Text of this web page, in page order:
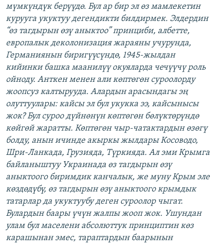
мүмкүндүк берүүдө. Бул ар бир эл өз мамлекетин
курууга укуктуу дегендикти билдирмек. Элдердин
“өз тагдырын өзү аныктоо” принциби, албетте,
европалык деколонизация жараяны учурунда,
Германиянын биригүүсүндө, 1945-жылдан
кийинки башка маанилүү окуяларда чечүүчү роль
ойноду. Анткен менен али көптөгөн суроолорду
жоопсуз калтырууда. Алардын арасындагы эң
олуттуулары: кайсы эл бул укукка ээ, кайсынысы
жок? Бул суроо дүйнөнүн көптөгөн бөлүктөрүндө
көйгөй жаратты. Көптөгөн чыр-чатактардын өзөгү
болду, анын ичинде акыркы жылдары Косоводо,
Шри-Ланкада, Грузияда, Түркияда. Ал эми Крымга
байланыштуу Украинада өз тагдырын өзү
аныктоого биримдик канчалык, же муну Крым эле
көздөдүбү, өз тагдырын өзү аныктоого крымдык
татарлар да укуктуубу деген суроолор чыгат.
Булардын баары үчүн жалпы жооп жок. Ушундан
улам бул маселени абсолюттук принциптин көз
карашынан эмес, тараптардын баарынын